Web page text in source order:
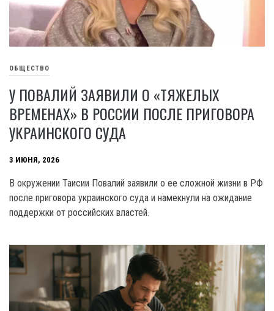
ОБЩЕСТВО
У ПОВАЛИЙ ЗАЯВИЛИ О «ТЯЖЕЛЫХ
ВРЕМЕНАХ» В РОССИИ ПОСЛЕ ПРИГОВОРА
УКРАИНСКОГО СУДА
3 ИЮНЯ, 2026
В окружении Таисии Повалий заявили о ее сложной жизни в РФ
после приговора украинского суда и намекнули на ожидание
поддержки от российских властей.